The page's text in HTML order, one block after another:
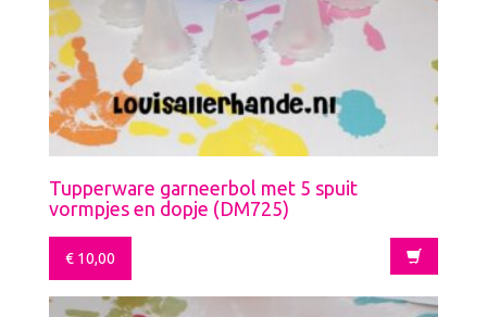
Tupperware garneerbol met 5 spuit
vormpjes en dopje (DM725)
€ 10,00